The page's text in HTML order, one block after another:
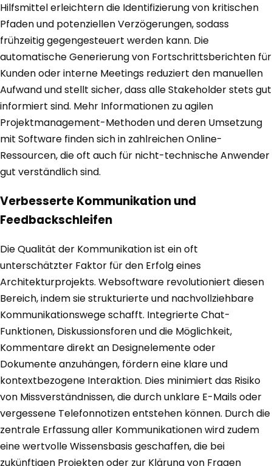
Hilfsmittel erleichtern die Identifizierung von kritischen
Pfaden und potenziellen Verzögerungen, sodass
frühzeitig gegengesteuert werden kann. Die
automatische Generierung von Fortschrittsberichten für
Kunden oder interne Meetings reduziert den manuellen
Aufwand und stellt sicher, dass alle Stakeholder stets gut
informiert sind. Mehr Informationen zu agilen
Projektmanagement-Methoden und deren Umsetzung
mit Software finden sich in zahlreichen Online-
Ressourcen, die oft auch für nicht-technische Anwender
gut verständlich sind.
Verbesserte Kommunikation und
Feedbackschleifen
Die Qualität der Kommunikation ist ein oft
unterschätzter Faktor für den Erfolg eines
Architekturprojekts. Websoftware revolutioniert diesen
Bereich, indem sie strukturierte und nachvollziehbare
Kommunikationswege schafft. Integrierte Chat-
Funktionen, Diskussionsforen und die Möglichkeit,
Kommentare direkt an Designelemente oder
Dokumente anzuhängen, fördern eine klare und
kontextbezogene Interaktion. Dies minimiert das Risiko
von Missverständnissen, die durch unklare E-Mails oder
vergessene Telefonnotizen entstehen können. Durch die
zentrale Erfassung aller Kommunikationen wird zudem
eine wertvolle Wissensbasis geschaffen, die bei
zukünftigen Projekten oder zur Klärung von Fragen